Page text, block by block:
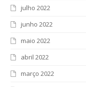
julho 2022
junho 2022
maio 2022
abril 2022
março 2022